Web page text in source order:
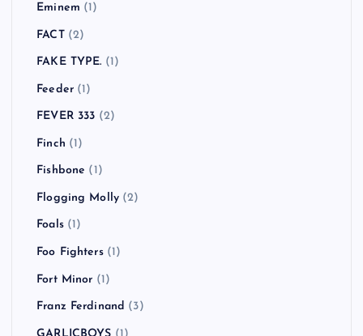
Eminem (1)
FACT(2)
FAKE TYPE. (1)
Feeder(1)
FEVER 333 (2)
Finch (1)
Fishbone (1)
Flogging Molly (2)
Foals(1)
Foo Fighters(1)
Fort Minor (1)
Franz Ferdinand (3)